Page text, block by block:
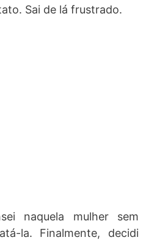
Sai de lá frustrado.
naquela mulher sem
la. Finalmente, decidi